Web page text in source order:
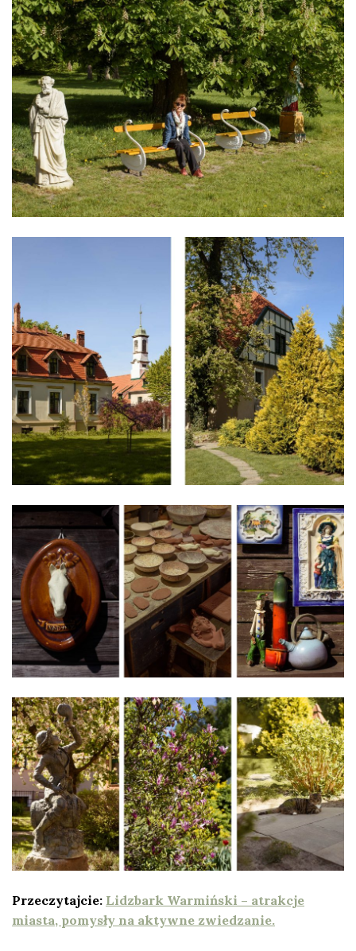
Przeczytajcie: Lidzbark Warmiński – atrakcje
miasta, pomysły na aktywne zwiedzanie.